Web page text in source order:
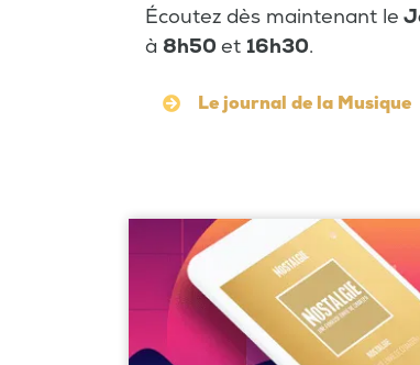
Écoutez dès maintenant le
à 8h50 et 16h30.
Le journal de la Musique